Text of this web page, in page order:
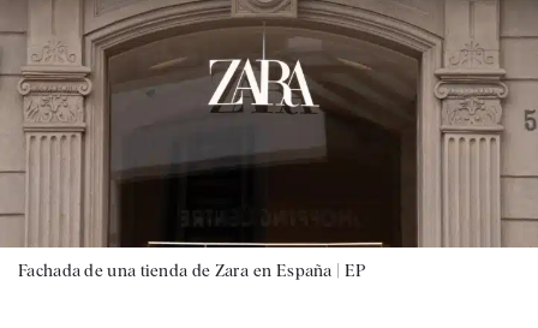
Fachada de una tienda de Zara en España | EP